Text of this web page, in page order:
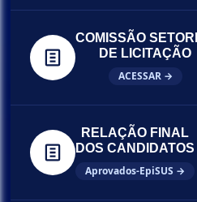
COMISSÃO
DE LICITAÇÃO
ACESSAR →
RELAÇÃO FINAL
DOS CANDIDATOS
Aprovados-EpiSUS →